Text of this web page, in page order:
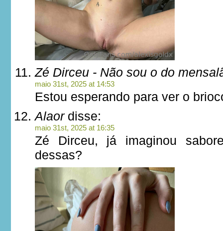
Zé Dirceu - Não sou o do
maio 31st, 2025 at 14:53
Estou esperando para ver o
Alaordisse:
maio 31st, 2025 at 16:35
Zé Dirceu, já imaginou
dessas?